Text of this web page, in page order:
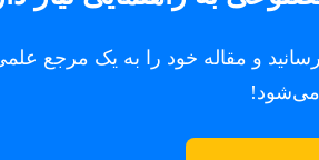
و مقاله خود را به یک مرجع
می‌شود!